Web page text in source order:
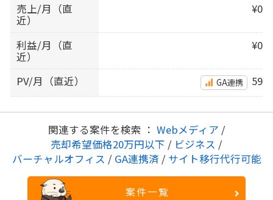
売上/月（直
近）
¥0
利益/月（直
近）
¥0
PV/月（直近） GA連携 59
関連する案件を検索 ： Webメディア /
売却希望価格20万円以下 / ビジネス /
バーチャルオフィス / GA連携済 / サイト移行代行可能
案件一覧